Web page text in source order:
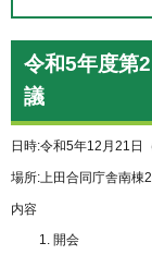
令和5年度第
議
日時:令和5年12月21日
場所:上田合同庁舎南棟
内容
開会